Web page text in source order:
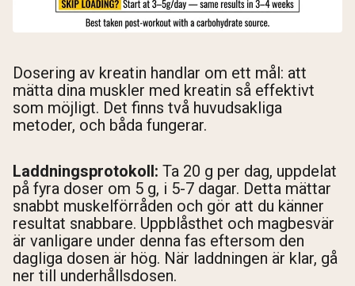
Dosering av kreatin handlar om ett mål: att
mätta dina muskler med kreatin så effektivt
som möjligt. Det finns två huvudsakliga
metoder, och båda fungerar.
Laddningsprotokoll: Ta 20 g per dag, uppdelat
på fyra doser om 5 g, i 5-7 dagar. Detta mättar
snabbt muskelförråden och gör att du känner
resultat snabbare. Uppblåsthet och magbesvär
är vanligare under denna fas eftersom den
dagliga dosen är hög. När laddningen är klar, gå
ner till underhållsdosen.